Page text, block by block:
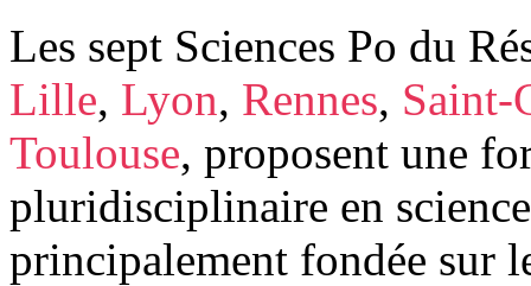
Les sept Sciences Po du
Lille, Lyon, Rennes, Saint-
Toulouse, proposent une
pluridisciplinaire en
principalement fondée sur